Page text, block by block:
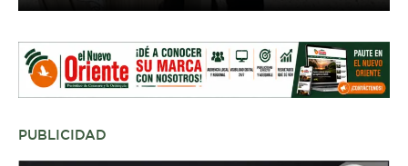
PUBLICIDAD